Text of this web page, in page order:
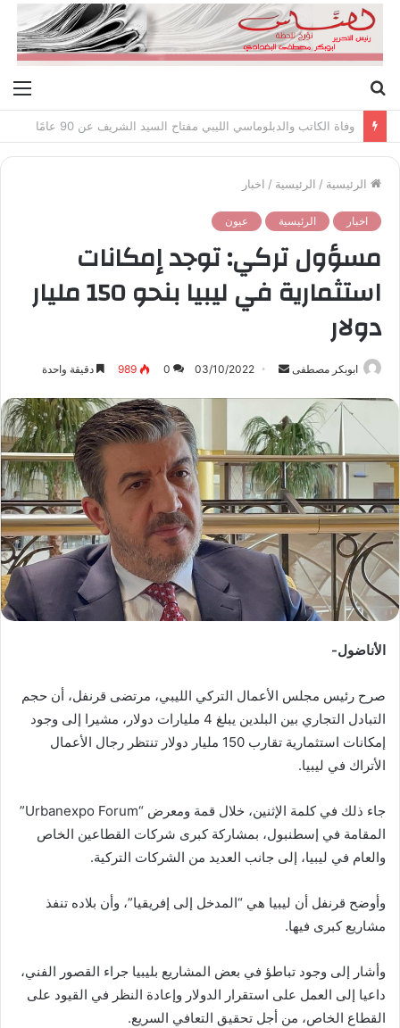
عن
وفاة الكاتب والدبلوماسي الليبي مفتاح السيد الشريف عن 90 عامًا
الرئيسية / الرئيسية / اخبار
اخبار الرئيسية عيون
مسؤول تركي: توجد إمكانات
استثمارية في ليبيا بنحو 150 مليار
دولار
ابوبكر مصطفى
ل
ب
ر
ي
د
ا
إ
ل
ت
ن
ي
03/10/2022
0
989 دقيقة واحدة
الأناضول-
صرح رئيس مجلس الأعمال التركي الليبي، مرتضى قرنفل، أن حجم
التبادل التجاري بين البلدين يبلغ 4 مليارات دولار، مشيرا إلى وجود
إمكانات استثمارية تقارب 150 مليار دولار تنتظر رجال الأعمال
الأتراك في ليبيا.
جاء ذلك في كلمة الإثنين، خلال قمة ومعرض “Urbanexpo Forum”
المقامة في إسطنبول، بمشاركة كبرى شركات القطاعين الخاص
والعام في ليبيا، إلى جانب العديد من الشركات التركية.
وأوضح قرنفل أن ليبيا هي “المدخل إلى إفريقيا”، وأن بلاده تنفذ
مشاريع كبرى فيها.
وأشار إلى وجود تباطؤ في بعض المشاريع بليبيا جراء القصور الفني،
داعيا إلى العمل على استقرار الدولار وإعادة النظر في القيود على
القطاع الخاص، من أجل تحقيق التعافي السريع.